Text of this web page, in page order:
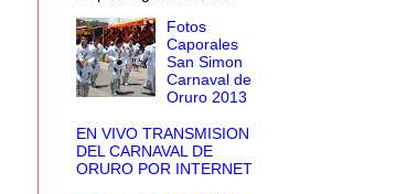
Fotos
Caporales
San Simon
Carnaval de
Oruro 2013
EN VIVO TRANSMISION
DEL CARNAVAL DE
ORURO POR INTERNET